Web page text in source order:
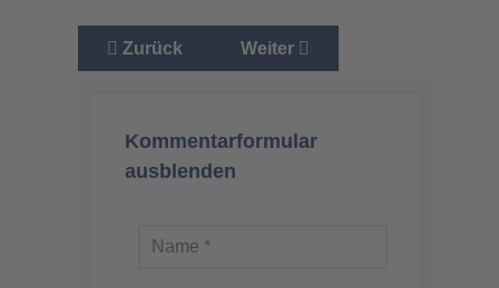
Vorheriger Beitrag: Der Kampf des ÖRR
Zurück Nächster Beitrag: Mein
Weiter
Kommentarformular
ausblenden